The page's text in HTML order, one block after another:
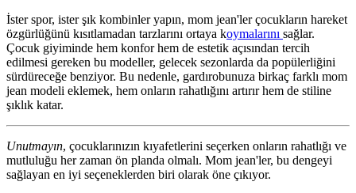
İster spor, ister şık kombinler yapın, mom jean'ler çocukların hareket
özgürlüğünü kısıtlamadan tarzlarını ortaya koymalarını sağlar.
Çocuk giyiminde hem konfor hem de estetik açısından tercih
edilmesi gereken bu modeller, gelecek sezonlarda da popülerliğini
sürdüreceğe benziyor. Bu nedenle, gardırobunuza birkaç farklı mom
jean modeli eklemek, hem onların rahatlığını artırır hem de stiline
şıklık katar.
Unutmayın, çocuklarınızın kıyafetlerini seçerken onların rahatlığı ve
mutluluğu her zaman ön planda olmalı. Mom jean'ler, bu dengeyi
sağlayan en iyi seçeneklerden biri olarak öne çıkıyor.